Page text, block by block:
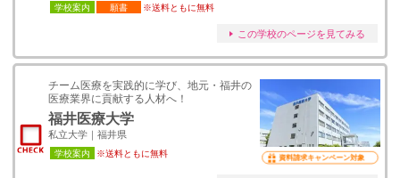
学校案内 願書 ※送料ともに無料
この学校のページを見てみる
チーム医療を実践的に学び、地元・福井の
医療業界に貢献する人材へ！
福井医療大学
私立大学｜福井県
学校案内 ※送料ともに無料 資料請求キャンペーン対象